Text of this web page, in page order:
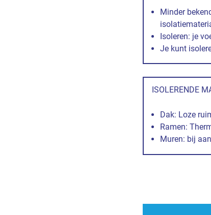
Minder
Isoleren: je
Je kunt
ISOLERENDE
Dak: Loze
Ramen:
Muren: bij